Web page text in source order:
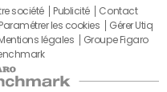
société Publicité
Contact
Paramétrer les cookies
Gérer Utiq
Mentions légales
Groupe Figaro